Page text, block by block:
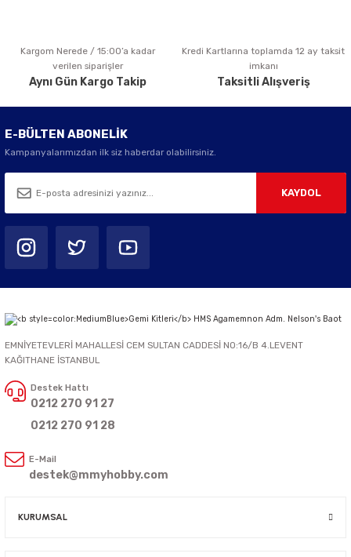
Gönder
Kargom Nerede / 15:00’a kadar
verilen siparişler
Aynı Gün Kargo Takip
Kredi Kartlarına toplamda 12 ay taksit
imkanı
Taksitli Alışveriş
E-BÜLTEN ABONELİK
Kampanyalarımızdan ilk siz haberdar olabilirsiniz.
KAYDOL
EMNİYETEVLERİ MAHALLESİ CEM SULTAN CADDESİ NO:16/B 4.LEVENT
KAĞITHANE İSTANBUL
Destek Hattı
0212 270 91 27
0212 270 91 28
E-Mail
destek@mmyhobby.com
KURUMSAL